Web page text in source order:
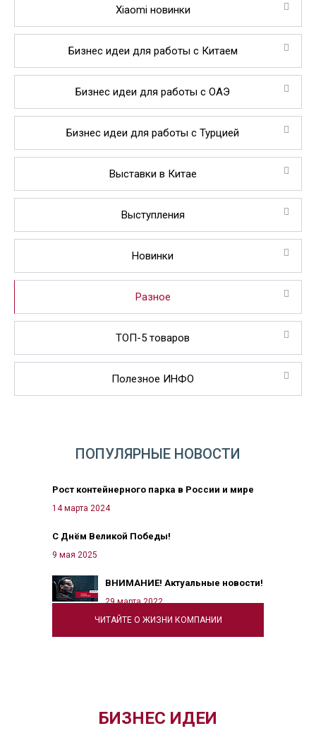
Xiaomi новинки
Бизнес идеи для работы с Китаем
Бизнес идеи для работы с ОАЭ
Бизнес идеи для работы с Турцией
Выставки в Китае
Выступления
Новинки
Разное
ТОП-5 товаров
Полезное ИНФО
ЧИТАЙТЕ О ЖИЗНИ КОМПАНИИ
ПОПУЛЯРНЫЕ НОВОСТИ
Рост контейнерного парка в России и мире
14 марта 2024
С Днём Великой Победы!
9 мая 2025
ВНИМАНИЕ! Актуальные новости!
29 марта 2022
БИЗНЕС ИДЕИ